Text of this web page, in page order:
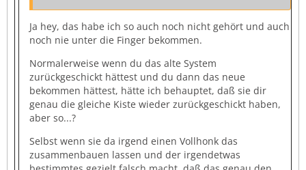
Ja hey, das habe ich so auch noch nicht gehört und auch
noch nie unter die Finger bekommen.
Normalerweise wenn du das alte System
zurückgeschickt hättest und du dann das neue
bekommen hättest, hätte ich behauptet, daß sie dir
genau die gleiche Kiste wieder zurückgeschickt haben,
aber so...?
Selbst wenn sie da irgend einen Vollhonk das
zusammenbauen lassen und der irgendetwas